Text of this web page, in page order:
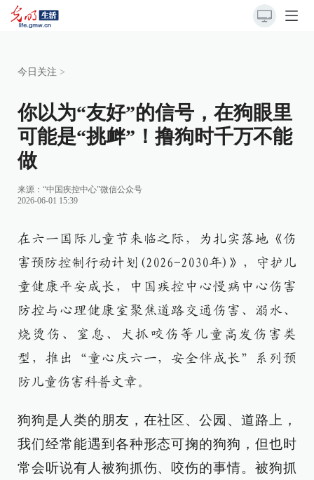
今日关注 >
你以为“友好”的信号，在狗眼里
可能是“挑衅”！撸狗时千万不能
做
来源： “中国疾控中心”微信公众号
2026-06-01 15:39
在六一国际儿童节来临之际，为扎实落地《伤
害预防控制行动计划(2026-2030年)》，守护儿
童健康平安成长，中国疾控中心慢病中心伤害
防控与心理健康室聚焦道路交通伤害、溺水、
烧烫伤、窒息、犬抓咬伤等儿童高发伤害类
型，推出“童心庆六一，安全伴成长”系列预
防儿童伤害科普文章。
狗狗是人类的朋友，在社区、公园、道路上，
我们经常能遇到各种形态可掬的狗狗，但也时
常会听说有人被狗抓伤、咬伤的事情。被狗抓